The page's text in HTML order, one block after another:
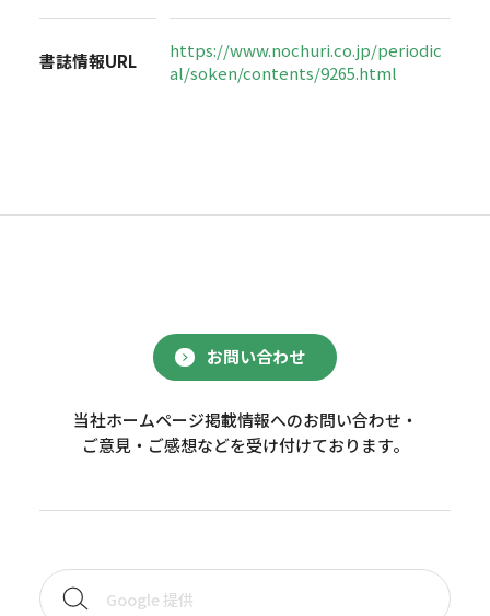
書誌情報URL
https://www.nochuri.co.jp/periodic
al/soken/contents/9265.html
お問い合わせ
当社ホームページ掲載情報へのお問い合わせ・
ご意見・ご感想などを受け付けております。